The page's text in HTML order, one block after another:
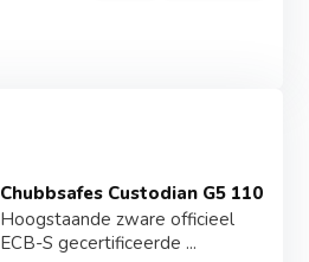
Chubbsafes Custodian G5 110
Hoogstaande zware officieel
ECB-S gecertificeerde ...